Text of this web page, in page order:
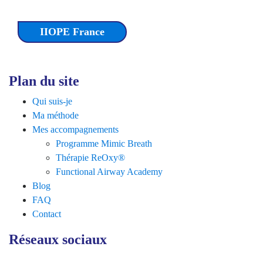
IIOPE France
Plan du site
Qui suis-je
Ma méthode
Mes accompagnements
Programme Mimic Breath
Thérapie ReOxy®
Functional Airway Academy
Blog
FAQ
Contact
Réseaux sociaux